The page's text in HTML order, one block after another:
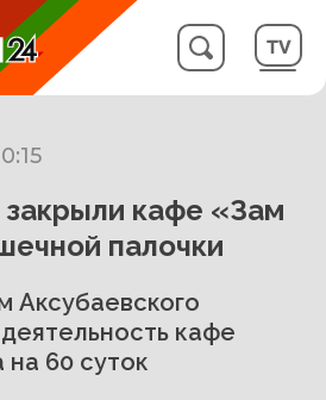
закрыли кафе «Зам
палочки
Аксубаевского
кафе
на 60 суток